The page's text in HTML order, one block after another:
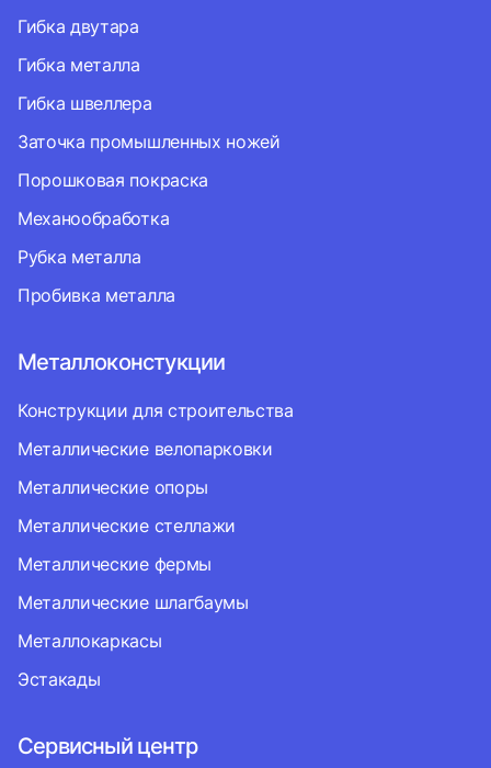
Гибка двутара
Гибка металла
Гибка швеллера
Заточка промышленных ножей
Порошковая покраска
Механообработка
Рубка металла
Пробивка металла
Металлоконстукции
Конструкции для строительства
Металлические велопарковки
Металлические опоры
Металлические стеллажи
Металлические фермы
Металлические шлагбаумы
Металлокаркасы
Эстакады
Сервисный центр